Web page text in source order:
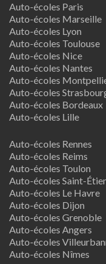
Auto-écoles Paris
Auto-écoles Marseille
Auto-écoles Lyon
Auto-écoles Toulouse
Auto-écoles Nice
Auto-écoles Nantes
Auto-écoles
Auto-écoles
Auto-écoles Bordeaux
Auto-écoles Lille
Auto-écoles Rennes
Auto-écoles Reims
Auto-écoles Toulon
Auto-écoles Saint-
Auto-écoles Le Havre
Auto-écoles Dijon
Auto-écoles Grenoble
Auto-écoles Angers
Auto-écoles
Auto-écoles Nîmes